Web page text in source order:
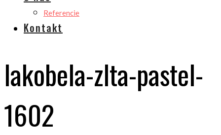
Referencie
Kontakt
lakobela-zlta-pastel-
1602